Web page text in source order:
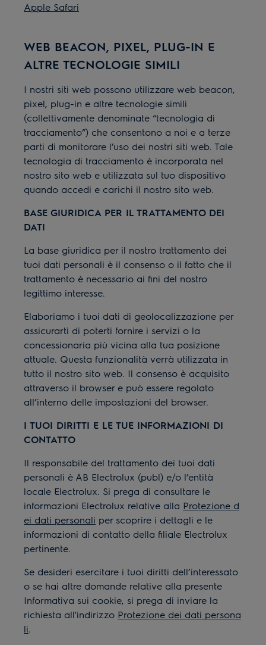
Apple Safari
WEB BEACON, PIXEL, PLUG-IN E
ALTRE TECNOLOGIE SIMILI
I nostri siti web possono utilizzare web beacon,
pixel, plug-in e altre tecnologie simili
(collettivamente denominate “tecnologia di
tracciamento”) che consentono a noi e a terze
parti di monitorare l’uso dei nostri siti web. Tale
tecnologia di tracciamento è incorporata nel
nostro sito web e utilizzata sul tuo dispositivo
quando accedi e carichi il nostro sito web.
BASE GIURIDICA PER IL TRATTAMENTO DEI
DATI
La base giuridica per il nostro trattamento dei
tuoi dati personali è il consenso o il fatto che il
trattamento è necessario ai fini del nostro
legittimo interesse.
Elaboriamo i tuoi dati di geolocalizzazione per
assicurarti di poterti fornire i servizi o la
concessionaria più vicina alla tua posizione
attuale. Questa funzionalità verrà utilizzata in
tutto il nostro sito web. Il consenso è acquisito
attraverso il browser e può essere regolato
all’interno delle impostazioni del browser.
I TUOI DIRITTI E LE TUE INFORMAZIONI DI
CONTATTO
Il responsabile del trattamento dei tuoi dati
personali è AB Electrolux (publ) e/o l’entità
locale Electrolux. Si prega di consultare le
informazioni Electrolux relative alla Protezione d
ei dati personali per scoprire i dettagli e le
informazioni di contatto della filiale Electrolux
pertinente.
Se desideri esercitare i tuoi diritti dell’interessato
o se hai altre domande relative alla presente
Informativa sui cookie, si prega di inviare la
richiesta all'indirizzo Protezione dei dati persona
li.